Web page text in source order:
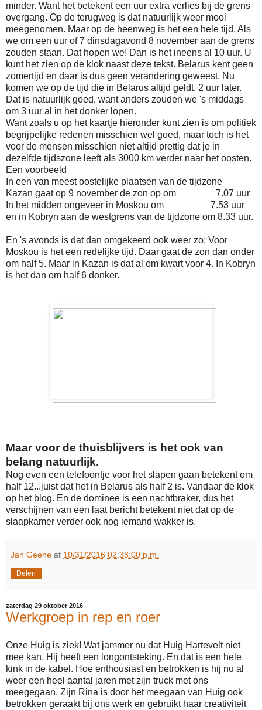
minder. Want het betekent een uur extra verlies bij de grens
overgang. Op de terugweg is dat natuurlijk weer mooi
meegenomen. Maar op de heenweg is het een hele tijd. Als
we om een uur of 7 dinsdagavond 8 november aan de grens
zouden staan. Dat hopen we! Dan is het ineens al 10 uur. U
kunt het zien op de klok naast deze tekst. Belarus kent geen
zomertijd en daar is dus geen verandering geweest. Nu
komen we op de tijd die in Belarus altijd geldt. 2 uur later.
Dat is natuurlijk goed, want anders zouden we 's middags
om 3 uur al in het donker lopen.
Want zoals u op het kaartje hieronder kunt zien is om politiek
begrijpelijke redenen misschien wel goed, maar toch is het
voor de mensen misschien niet altijd prettig dat je in
dezelfde tijdszone leeft als 3000 km verder naar het oosten.
Een voorbeeld
In een van meest oostelijke plaatsen van de tijdzone
Kazan gaat op 9 november de zon op om 7.07 uur
In het midden ongeveer in Moskou om 7.53 uur
en in Kobryn aan de westgrens van de tijdzone om 8.33 uur.
En 's avonds is dat dan omgekeerd ook weer zo: Voor
Moskou is het een redelijke tijd. Daar gaat de zon dan onder
om half 5. Maar in Kazan is dat al om kwart voor 4. In Kobryn
is het dan om half 6 donker.
Maar voor de thuisblijvers is het ook van
belang natuurlijk.
Nog even een telefoontje voor het slapen gaan betekent om
half 12...juist dat het in Belarus als half 2 is. Vandaar de klok
op het blog. En de dominee is een nachtbraker, dus het
verschijnen van een laat bericht betekent niet dat op de
slaapkamer verder ook nog iemand wakker is.
Jan Geene at 10/31/2016 02:38:00 p.m.
Delen
zaterdag 29 oktober 2016
Werkgroep in rep en roer
Onze Huig is ziek! Wat jammer nu dat Huig Hartevelt niet
mee kan. Hij heeft een longontsteking. En dat is een hele
kink in de kabel. Hoe enthousiast en betrokken is hij nu al
weer een heel aantal jaren met zijn truck met ons
meegegaan. Zijn Rina is door het meegaan van Huig ook
betrokken geraakt bij ons werk en gebruikt haar creativiteit